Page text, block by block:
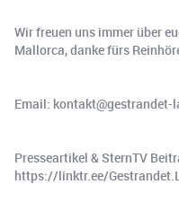
Wir freuen uns immer über
Mallorca, danke fürs
Email:
Presseartikel & SternTV
https://linktr.ee/